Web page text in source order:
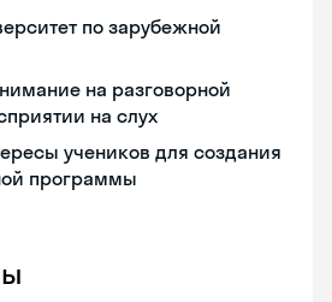
по зарубежной
на разговорной
на слух
учеников для создания
программы